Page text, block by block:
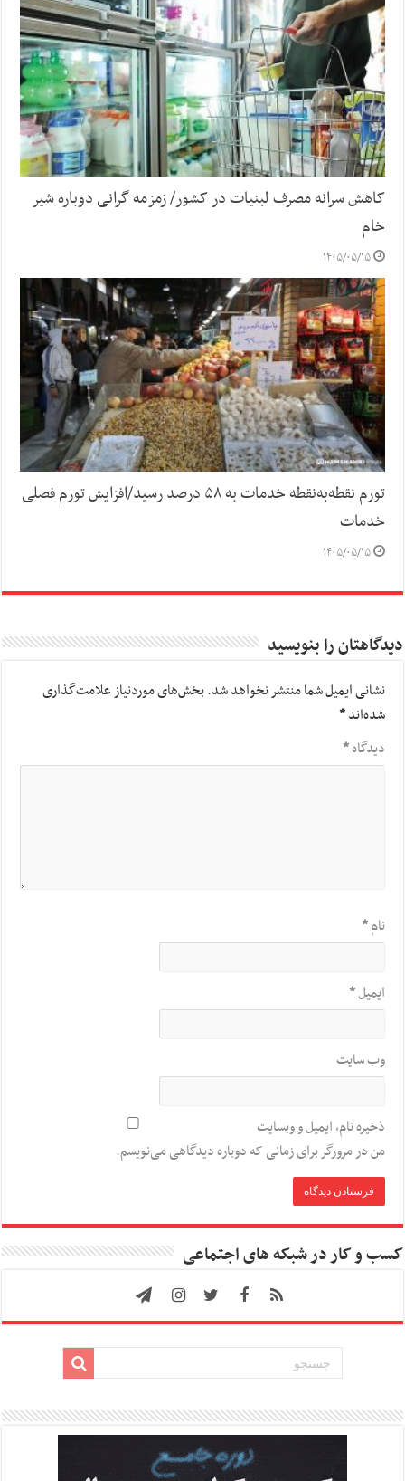
کاهش سرانه مصرف لبنیات در کشور/ زمزمه گرانی دوباره شیر
خام
۱۴۰۵/۰۵/۱۵
تورم نقطه‌به‌نقطه خدمات به ۵۸ درصد رسید/افزایش تورم فصلی
خدمات
۱۴۰۵/۰۵/۱۵
دیدگاهتان را بنویسید
نشانی ایمیل شما منتشر نخواهد شد.بخش‌های موردنیاز علامت‌گذاری
شده‌اند*
دیدگاه*
نام*
ایمیل*
وب‌ سایت
ذخیره نام، ایمیل و وبسایت
من در مرورگر برای زمانی که دوباره دیدگاهی می‌نویسم.
کسب و کار در شبکه های اجتماعی